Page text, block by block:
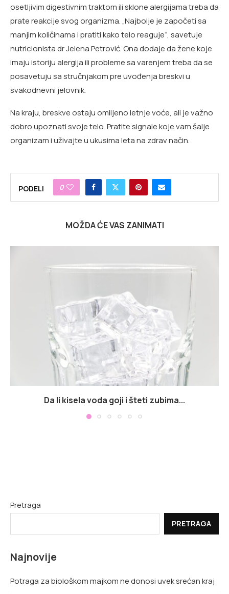
osetljivim digestivnim traktom ili sklone alergijama treba da
prate reakcije svog organizma. „Najbolje je započeti sa
manjim količinama i pratiti kako telo reaguje“, savetuje
nutricionista dr Jelena Petrović. Ona dodaje da žene koje
imaju istoriju alergija ili probleme sa varenjem treba da se
posavetuju sa stručnjakom pre uvođenja breskvi u
svakodnevni jelovnik.
Na kraju, breskve ostaju omiljeno letnje voće, ali je važno
dobro upoznati svoje telo. Pratite signale koje vam šalje
organizam i uživajte u ukusima leta na zdrav način.
PODELI 0
MOŽDA ĆE VAS ZANIMATI
Da li kisela voda goji i šteti zubima...
Pretraga
PRETRAGA
Najnovije
Potraga za biološkom majkom ne donosi uvek srećan kraj